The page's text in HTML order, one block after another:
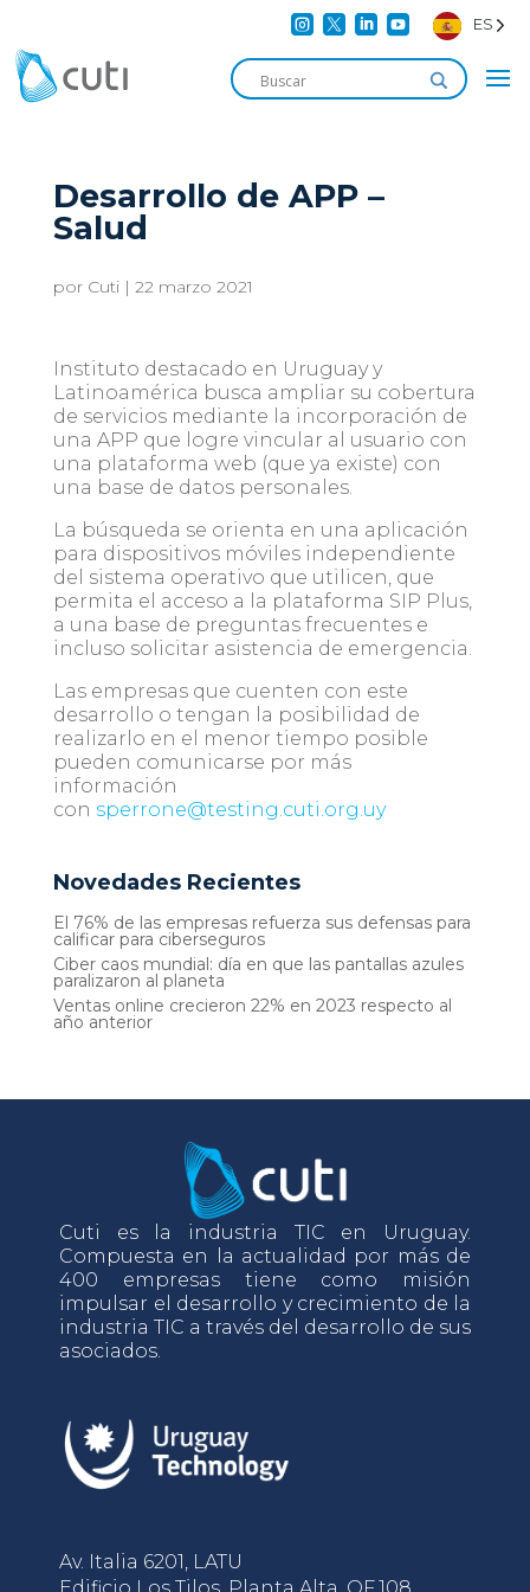
    ES
Desarrollo de APP –
Salud
por Cuti| 22 marzo 2021
Instituto destacado en Uruguay y
Latinoamérica busca ampliar su cobertura
de servicios mediante la incorporación de
una APP que logre vincular al usuario con
una plataforma web (que ya existe) con
una base de datos personales.
La búsqueda se orienta en una aplicación
para dispositivos móviles independiente
del sistema operativo que utilicen, que
permita el acceso a la plataforma SIP Plus,
a una base de preguntas frecuentes e
incluso solicitar asistencia de emergencia.
Las empresas que cuenten con este
desarrollo o tengan la posibilidad de
realizarlo en el menor tiempo posible
pueden comunicarse por más
información
con sperrone@testing.cuti.org.uy
Novedades Recientes
El 76% de las empresas refuerza sus defensas para
calificar para ciberseguros
Ciber caos mundial: día en que las pantallas azules
paralizaron al planeta
Ventas online crecieron 22% en 2023 respecto al
año anterior
Cuti es la industria TIC en Uruguay.
Compuesta en la actualidad por más de
400 empresas tiene como misión
impulsar el desarrollo y crecimiento de la
industria TIC a través del desarrollo de sus
asociados.
Av. Italia 6201, LATU